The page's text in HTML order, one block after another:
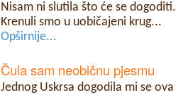
Nisam ni slutila što će se dogoditi.
Krenuli smo u uobičajeni krug...
Opširnije...
Čula sam neobičnu pjesmu
Jednog Uskrsa dogodila mi se ova